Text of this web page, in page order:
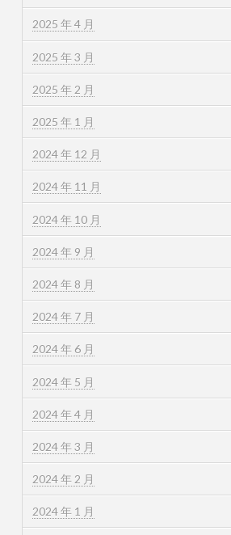
2025 年 4 月
2025 年 3 月
2025 年 2 月
2025 年 1 月
2024 年 12 月
2024 年 11 月
2024 年 10 月
2024 年 9 月
2024 年 8 月
2024 年 7 月
2024 年 6 月
2024 年 5 月
2024 年 4 月
2024 年 3 月
2024 年 2 月
2024 年 1 月